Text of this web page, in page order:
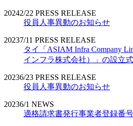
20242/22 PRESS RELEASE
役員人事異動のお知らせ
20237/11 PRESS RELEASE
タイ「ASIAM Infra Company
インフラ株式会社）」の設立
20236/23 PRESS RELEASE
役員人事異動のお知らせ
20236/1 NEWS
適格請求書発行事業者登録番